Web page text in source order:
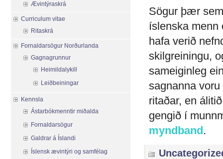
Sögur þær
íslenska menn
hafa verið
skilgreiningu,
sameiginleg
sagnanna
ritaðar, en
gengið í
myndband.
Ævintýraskrá
Curriculum vitae
Ritaskrá
Fornaldarsögur Norðurlanda
Gagnagrunnur
Heimildalykill
Leiðbeiningar
Kennsla
Ástarbókmenntir miðalda
Fornaldarsögur
Galdrar á Íslandi
Íslensk ævintýri og samfélag